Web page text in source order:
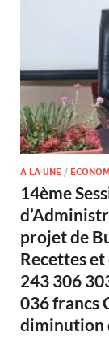
A LA UNE /
14ème
projet de
Recettes et
243 306
036 francs
diminution